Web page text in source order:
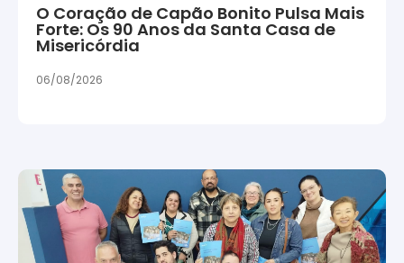
O Coração de Capão Bonito Pulsa Mais
Forte: Os 90 Anos da Santa Casa de
Misericórdia
06/08/2026